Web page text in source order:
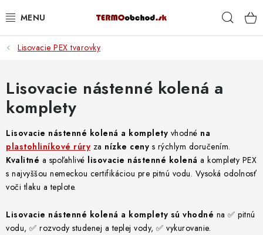
na
VYKUROVANIE
ROZVOD VODY A KÚRENIA
ODPAD A KANALIZÁCIA
PRACOVNÉ POMÔCKY
% DOPREDAJ
CEZ TERMOOBCHOD.SK
Lisovacie PEX tvarovky
Lisovacie nástenné kolená a
komplety
Lisovacie nástenné kolená a komplety vhodné na
plastohliníkové rúry za nízke ceny s rýchlym doručením.
Kvalitné a spoľahlivé lisovacie nástenné kolená a komplety PEX
s najvyššou nemeckou certifikáciou pre pitnú vodu. Vysoká odolnosť
voči tlaku a teplote.
Lisovacie nástenné kolená a komplety sú vhodné na ✅ pitnú
vodu, ✅ rozvody studenej a teplej vody, ✅ vykurovanie.